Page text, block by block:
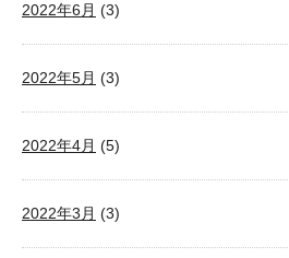
2022年6月 (3)
2022年5月 (3)
2022年4月 (5)
2022年3月 (3)